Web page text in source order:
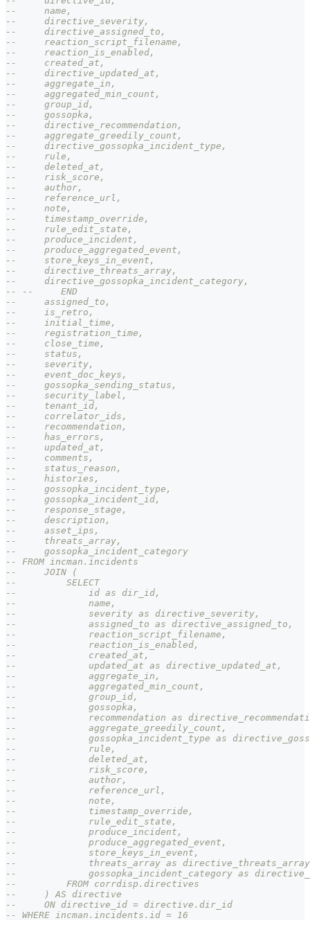
--     name,
--     directive_severity,
--     directive_assigned_to,
--     reaction_script_filename,
--     reaction_is_enabled,
--     created_at,
--     directive_updated_at,
--     aggregate_in,
--     aggregated_min_count,
--     group_id,
--     gossopka,
--     directive_recommendation,
--     aggregate_greedily_count,
--     directive_gossopka_incident_type,
--     rule,
--     deleted_at,
--     risk_score,
--     author,
--     reference_url,
--     note,
--     timestamp_override,
--     rule_edit_state,
--     produce_incident,
--     produce_aggregated_event,
--     store_keys_in_event,
--     directive_threats_array,
--     directive_gossopka_incident_category,
-- --     END
--     assigned_to,
--     is_retro,
--     initial_time,
--     registration_time,
--     close_time,
--     status,
--     severity,
--     event_doc_keys,
--     gossopka_sending_status,
--     security_label,
--     tenant_id,
--     correlator_ids,
--     recommendation,
--     has_errors,
--     updated_at,
--     comments,
--     status_reason,
--     histories,
--     gossopka_incident_type,
--     gossopka_incident_id,
--     response_stage,
--     description,
--     asset_ips,
--     threats_array,
--     gossopka_incident_category
-- FROM incman.incidents
--     JOIN (
--         SELECT
--             id as dir_id,
--             name,
--             severity as directive_severity,
--             assigned_to as directive_assigned_to,
--             reaction_script_filename,
--             reaction_is_enabled,
--             created_at,
--             updated_at as directive_updated_at,
--             aggregate_in,
--             aggregated_min_count,
--             group_id,
--             gossopka,
--             recommendation as
--             aggregate_greedily_count,
--             gossopka_incident_type as
--             rule,
--             deleted_at,
--             risk_score,
--             author,
--             reference_url,
--             note,
--             timestamp_override,
--             rule_edit_state,
--             produce_incident,
--             produce_aggregated_event,
--             store_keys_in_event,
--             threats_array as
--             gossopka_incident_category as
--         FROM corrdisp.directives
--     ) AS directive
--     ON directive_id = directive.dir_id
-- WHERE incman.incidents.id = 16